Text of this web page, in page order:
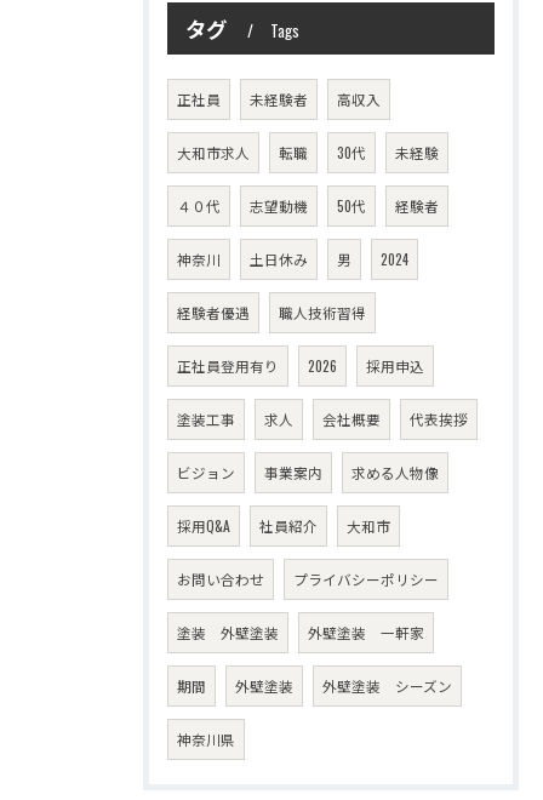
タグ Tags
正社員 未経験者 高収入
大和市求人 転職 30代 未経験
４０代 志望動機 50代 経験者
神奈川 土日休み 男 2024
経験者優遇 職人技術習得
正社員登用有り 2026 採用申込
塗装工事 求人 会社概要 代表挨拶
ビジョン 事業案内 求める人物像
採用Q&A 社員紹介 大和市
お問い合わせ プライバシーポリシー
塗装 外壁塗装 外壁塗装 一軒家
期間 外壁塗装 外壁塗装 シーズン
神奈川県